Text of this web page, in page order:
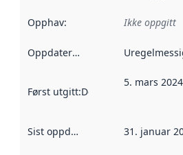
Opphav: Ikke oppgitt
Oppdateringsfrekvens :
Først utgitt:Denne datoen sier
5. mars 2024
Sist oppdatert 31. januar